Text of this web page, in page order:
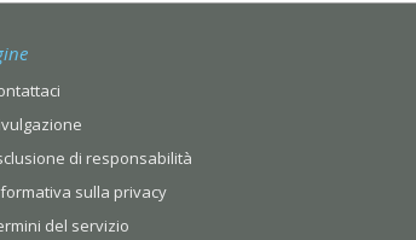
di responsabilità
sulla privacy
del servizio